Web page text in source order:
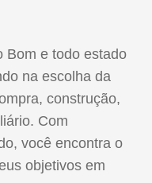
Bom e todo estado
na escolha da
construção,
Com
você encontra o
objetivos em